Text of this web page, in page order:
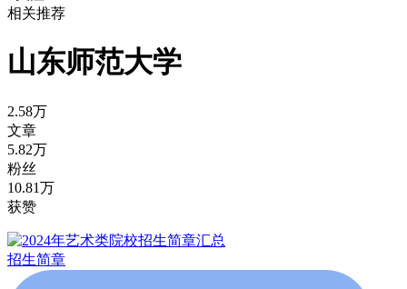
相关推荐
山东师范大学
2.58万
文章
5.82万
粉丝
10.81万
获赞
招生简章